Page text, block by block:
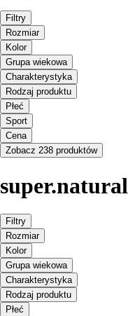
Filtry
Rozmiar
Kolor
Grupa wiekowa
Charakterystyka
Rodzaj produktu
Płeć
Sport
Cena
Zobacz 238 produktów
super.natural
Filtry
Rozmiar
Kolor
Grupa wiekowa
Charakterystyka
Rodzaj produktu
Płeć